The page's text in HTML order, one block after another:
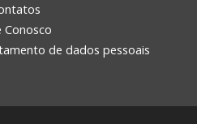
Conosco
de dados pessoais